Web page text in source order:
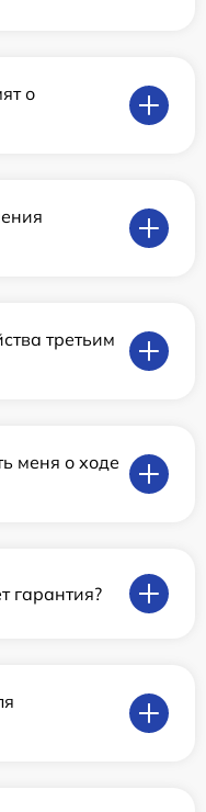
о
третьим
меня о ходе
гарантия?